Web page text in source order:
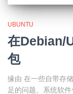
UBUNTU
在Debian/
包
缘由 在一些自带存
足的问题。系统软